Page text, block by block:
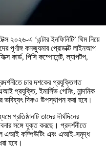
২০২৬-এ ‘এন্টার ইনফিনিটি’ থিম নিয়ে
পূর্ণাঙ্গ কনজ্যুমার প্রোডাক্ট লাইনআপ
কার্ড, পিসি কম্পোনেন্ট, ল্যাপটপ,
চার দশকের প্রযুক্তিগত
প্রযুক্তি, ইমার্সিভ গেমিং, নান্দনিক
ভবিষ্যৎ দিকও উপস্থাপন করা হবে।
প্রতিষ্ঠানটি তাদের দীর্ঘদিনের
সঙ্গে যুক্ত করছে। প্রদর্শনীতে
এআই কম্পিউটিং এবং এআই-সমৃদ্ধ
হবে।